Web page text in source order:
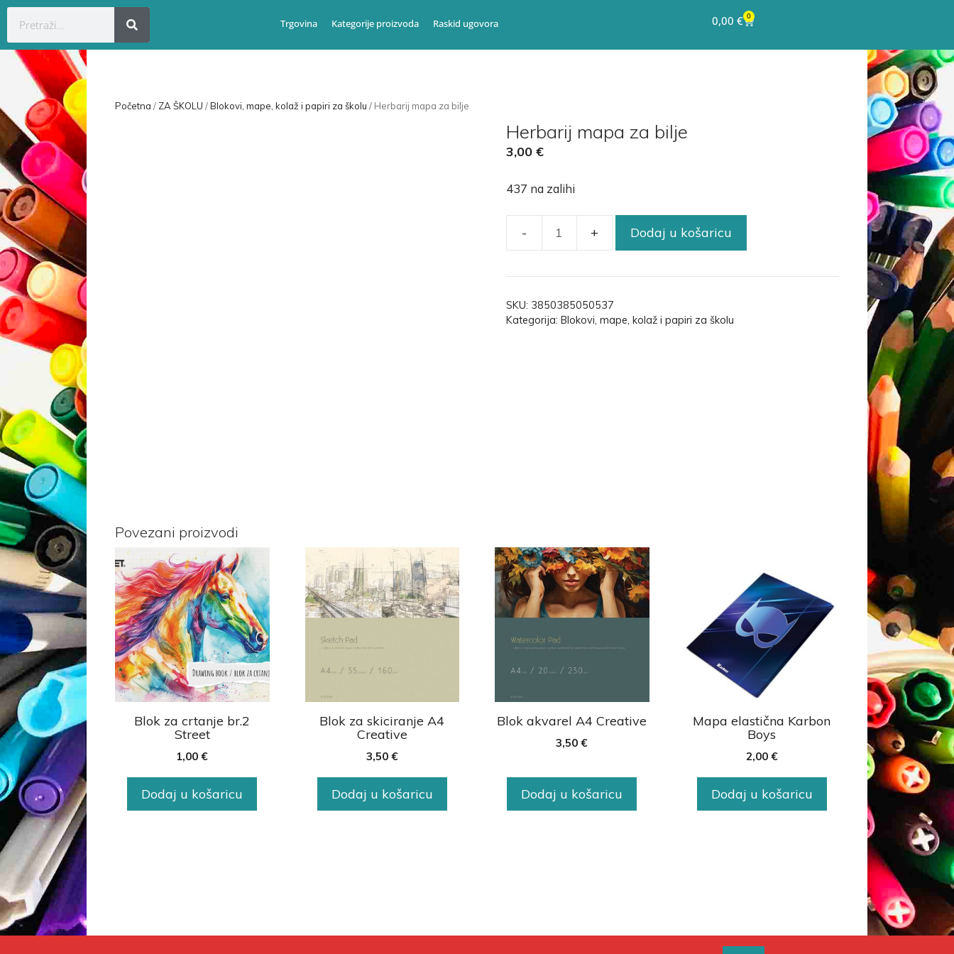
Trgovina Kategorije proizvoda Raskid ugovora 0,00€ 0
Početna / ZA ŠKOLU /Blokovi, mape, kolaž i papiri za školu / Herbarij mapa za bilje
Herbarij mapa za bilje
3,00 €
437 na zalihi
Dodaj u košaricu
SKU: 3850385050537
Kategorija: Blokovi, mape, kolaž i papiri za školu
Povezani proizvodi
Blok za crtanje br.2
Street
1,00€
Dodaj u košaricu
Blok za skiciranje A4
Creative
3,50 €
Dodaj u košaricu
Blok akvarel A4 Creative
3,50€
Dodaj u košaricu
Mapa elastična Karbon
Boys
2,00 €
Dodaj u košaricu